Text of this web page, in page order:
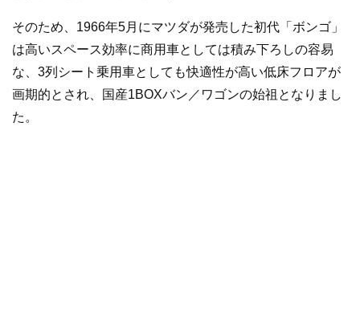
そのため、1966年5月にマツダが発売した初代「ボンゴ」
は高いスペース効率に商用車としては積み下ろしの容易
な、3列シート乗用車としても快適性が高い低床フロアが
画期的とされ、国産1BOXバン／ワゴンの始祖となりまし
た。